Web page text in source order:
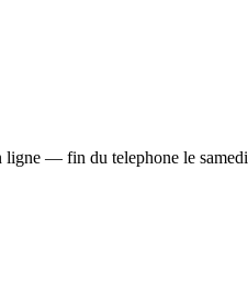
ligne — fin du telephone le